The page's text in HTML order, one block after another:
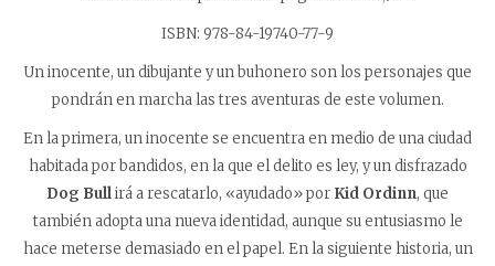
ISBN: 978-84-19740-77-9
Un inocente, un dibujante y un buhonero son los personajes que
pondrán en marcha las tres aventuras de este volumen.
En la primera, un inocente se encuentra en medio de una ciudad
habitada por bandidos, en la que el delito es ley, y un disfrazado
Dog Bullirá a rescatarlo, «ayudado» por Kid Ordinn, que
también adopta una nueva identidad, aunque su entusiasmo le
hace meterse demasiado en el papel. En la siguiente historia, un